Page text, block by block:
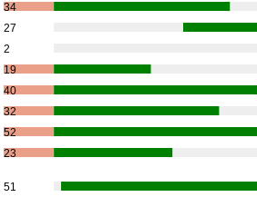
34
27
2
19
40
32
52
23
51